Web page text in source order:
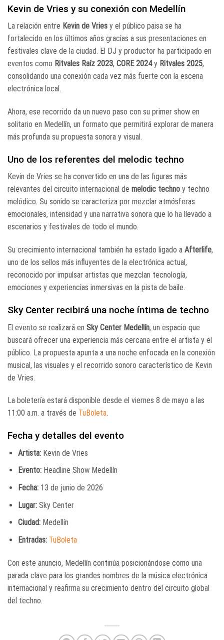
Kevin de Vries y su conexión con Medellín
La relación entre Kevin de Vries y el público paisa se ha
fortalecido en los últimos años gracias a sus presentaciones en
festivales clave de la ciudad. El DJ y productor ha participado en
eventos como Ritvales Raíz 2023, CORE 2024y Ritvales 2025,
consolidando una conexión cada vez más fuerte con la escena
electrónica local.
Ahora, ese recorrido da un nuevo paso con su primer show en
solitario en Medellín, un formato que permitirá explorar de manera
más profunda su propuesta sonora y visual.
Uno de los referentes del melodic techno
Kevin de Vries se ha convertido en una de las figuras más
relevantes del circuito internacional de melodic techno y techno
melódico. Su sonido se caracteriza por mezclar atmósferas
emocionales, intensidad y una narrativa sonora que lo ha llevado a
escenarios y festivales de todo el mundo.
Su crecimiento internacional también ha estado ligado a Afterlife,
uno de los sellos más influyentes de la electrónica actual,
reconocido por impulsar artistas que mezclan tecnología,
emociones y experiencias inmersivas en la pista de baile.
Sky Center recibirá una noche íntima de techno
El evento se realizará en Sky Center Medellín, un espacio que
buscará ofrecer una experiencia más cercana entre el artista y el
público. La propuesta apunta a una noche enfocada en la conexión
musical, las visuales y el recorrido sonoro característico de Kevin
de Vries.
La boletería estará disponible desde el viernes 8 de mayo a las
11:00 a.m. a través de TuBoleta.
Fecha y detalles del evento
Artista: Kevin de Vries
Evento:Headline Show Medellín
Fecha:13 de junio de 2026
Lugar: Sky Center
Ciudad: Medellín
Entradas: TuBoleta
Con este anuncio, Medellín continúa posicionándose como una
parada clave para los grandes nombres de la música electrónica
internacional y reafirma su crecimiento dentro del circuito global
del techno.